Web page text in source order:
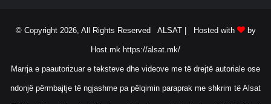
© Copyright 2026, All Rights Reserved ALSAT | Hosted with by
Host.mk https://alsat.mk/
Marrja e paautorizuar e teksteve dhe videove me të drejtë autoriale ose
ndonjë përmbajtje të ngjashme pa pëlqimin paraprak me shkrim të Alsat